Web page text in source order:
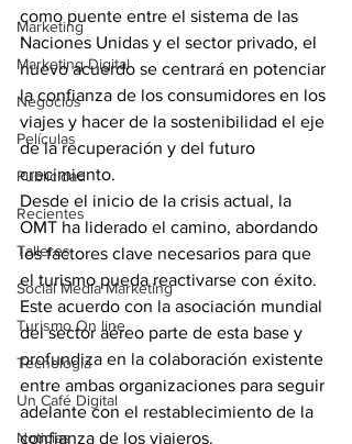
Marketing
Marketing Digital
Negocios
Películas
Publicidad
Recientes
Talleres
Social Media Marketing
Turismo On line
Tecnología
Un Café Digital
Noticias
como puente entre el sistema de las
Naciones Unidas y el sector privado, el
nuevo acuerdo se centrará en potenciar
la confianza de los consumidores en los
viajes y hacer de la sostenibilidad el eje
de la recuperación y del futuro
crecimiento.
Desde el inicio de la crisis actual, la
OMT ha liderado el camino, abordando
los factores clave necesarios para que
el turismo pueda reactivarse con éxito.
Este acuerdo con la asociación mundial
del sector aéreo parte de esta base y
profundiza en la colaboración existente
entre ambas organizaciones para seguir
adelante con el restablecimiento de la
confianza de los viajeros.